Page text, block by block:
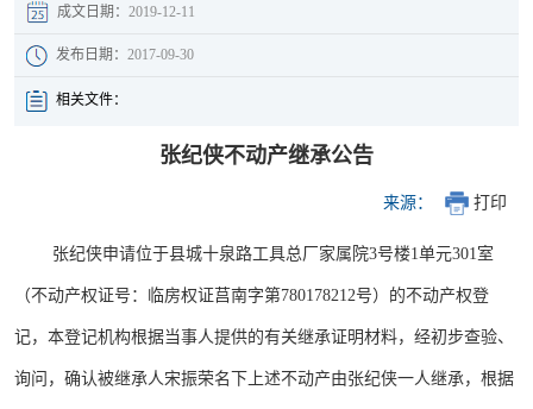
成文日期： 2019-12-11
发布日期： 2017-09-30
相关文件：
张纪侠不动产继承公告
来源： 打印
张纪侠申请位于县城十泉路工具总厂家属院3号楼1单元301室
（不动产权证号：临房权证莒南字第780178212号）的不动产权登
记，本登记机构根据当事人提供的有关继承证明材料，经初步查验、
询问，确认被继承人宋振荣名下上述不动产由张纪侠一人继承，根据